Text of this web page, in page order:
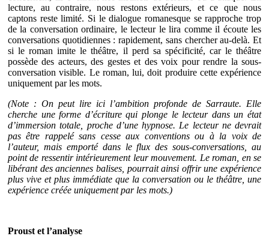
lecture, au contraire, nous restons extérieurs, et ce que nous
captons reste limité. Si le dialogue romanesque se rapproche trop
de la conversation ordinaire, le lecteur le lira comme il écoute les
conversations quotidiennes : rapidement, sans chercher au-delà. Et
si le roman imite le théâtre, il perd sa spécificité, car le théâtre
possède des acteurs, des gestes et des voix pour rendre la sous-
conversation visible. Le roman, lui, doit produire cette expérience
uniquement par les mots.
(Note : On peut lire ici l’ambition profonde de Sarraute. Elle
cherche une forme d’écriture qui plonge le lecteur dans un état
d’immersion totale, proche d’une hypnose. Le lecteur ne devrait
pas être rappelé sans cesse aux conventions ou à la voix de
l’auteur, mais emporté dans le flux des sous-conversations, au
point de ressentir intérieurement leur mouvement. Le roman, en se
libérant des anciennes balises, pourrait ainsi offrir une expérience
plus vive et plus immédiate que la conversation ou le théâtre, une
expérience créée uniquement par les mots.)
Proust et l’analyse